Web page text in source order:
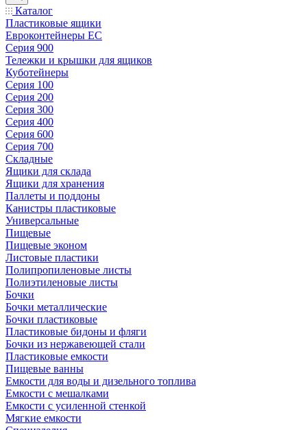
Каталог
Пластиковые ящики
Евроконтейнеры ЕС
Серия 900
Тележки и крышки для ящиков
Куботейнеры
Серия 100
Серия 200
Серия 300
Серия 400
Серия 600
Серия 700
Складные
Ящики для склада
Ящики для хранения
Паллеты и поддоны
Канистры пластиковые
Универсальные
Пищевые
Пищевые эконом
Листовые пластики
Полипропиленовые листы
Полиэтиленовые листы
Бочки
Бочки металлические
Бочки пластиковые
Пластиковые бидоны и фляги
Бочки из нержавеющей стали
Пластиковые емкости
Пищевые ванны
Емкости для воды и дизельного топлива
Емкости с мешалками
Емкости с усиленной стенкой
Мягкие емкости